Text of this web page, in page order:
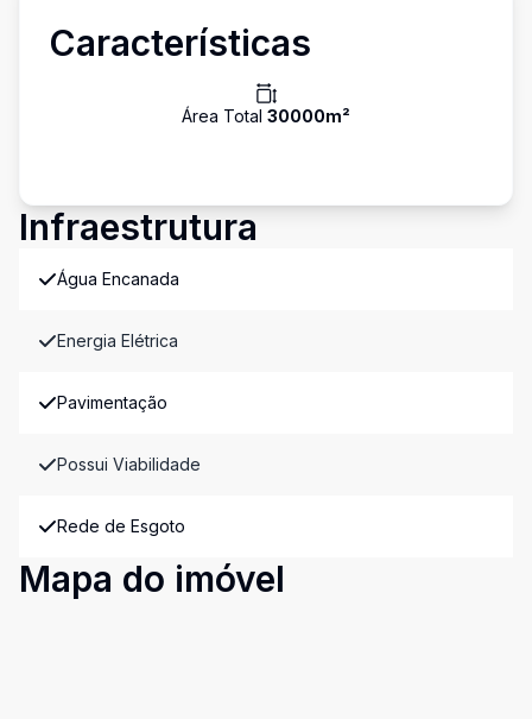
Características
Área Total 30000m²
Infraestrutura
Água Encanada
Energia Elétrica
Pavimentação
Possui Viabilidade
Rede de Esgoto
Mapa do imóvel